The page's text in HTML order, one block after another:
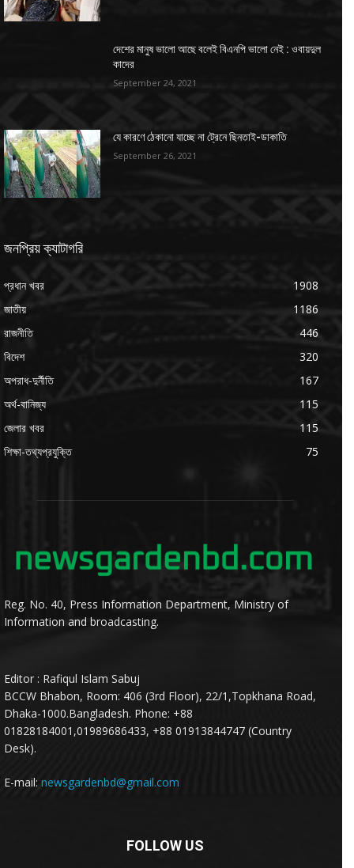
দেশের মানুষ ভালো আছে বলেই বিএনপি ভালো নেই : ওবায়দুল
কাদের
September 24, 2021
যে কারণে ঠেকানো যাচ্ছে না ট্রেনে ছিনতাই-ডাকাতি
September 26, 2021
জনপ্রিয় ক্যাটাগরি
প্রধান খবর
1908
জাতীয়
1186
রাজনীতি
446
বিদেশ
320
অপরাধ-দুর্নীতি
167
অর্থ-বানিজ্য
115
জেলার খবর
115
শিক্ষা-তথ্যপ্রযুক্তি
75
Reg. No. 40, Press Information Department, Ministry of
Information and broadcasting.
Editor : Rafiqul Islam Sabuj
BCCW Bhabon, Room: 406 (3rd Floor), 22/1,Topkhana Road,
Dhaka-1000.Bangladesh. Phone: +88
01828184001,01989686433, +88 01913844747 (Country
Desk).
E-mail: newsgardenbd@gmail.com
FOLLOW US